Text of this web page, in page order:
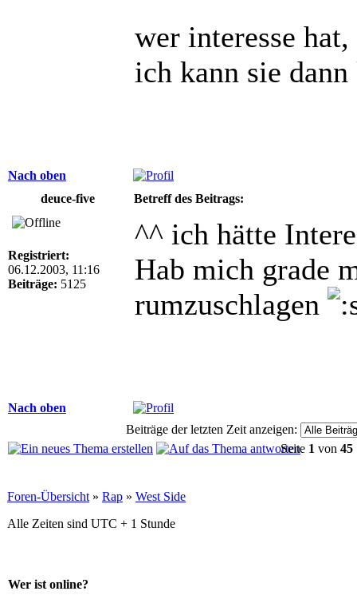
wer interesse
ich kann sie
Nach oben
deuce-five
Betreff des Beitrags:
Registriert:
06.12.2003, 11:16
Beiträge: 5125
^^ ich hätte
Hab mich grade
rumzuschlagen
Nach oben
Beiträge der letzten Zeit anzeigen:
Seite 1 von 45
Foren-Übersicht » Rap » West Side
Alle Zeiten sind UTC + 1 Stunde
Wer ist online?